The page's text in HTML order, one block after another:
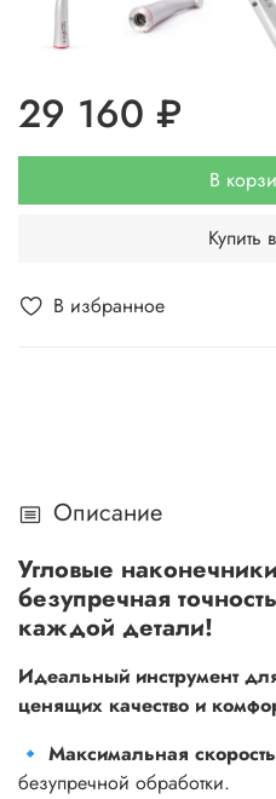
В избранное
29 160 ₽
В
Купить
Описание
Угловые
безупречная
каждой детали!
Идеальный инструмент
ценящих качество и
🔹 Максимальная скорость
безупречной обработки.